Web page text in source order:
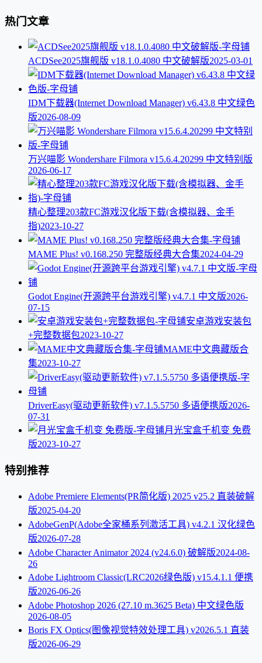
热门文章
ACDSee2025旗舰版 v18.1.0.4080 中文破解版2025-03-01
IDM下载器(Internet Download Manager) v6.43.8 中文绿色
版2026-08-09
万兴喵影 Wondershare Filmora v15.6.4.20299 中文特别版
2026-06-17
精心整理203款FC游戏汉化版下载(含模拟器、金手
指)2023-10-27
MAME Plus! v0.168.250 完整版经典大合集2024-04-29
Godot Engine(开源跨平台游戏引擎) v4.7.1 中文版2026-
07-15
安卓游戏安装包
+完整数据包2023-10-27
MAME中文典藏版合
集2023-10-27
DriverEasy(驱动更新软件) v7.1.5.5750 多语便携版2026-
07-31
月光宝盒千机变 免费
版2023-10-27
特别推荐
Adobe Premiere Elements(PR简化版) 2025 v25.2 直装破解
版2025-04-20
AdobeGenP(Adobe全家桶系列激活工具) v4.2.1 汉化绿色
版2026-07-28
Adobe Character Animator 2024 (v24.6.0) 破解版2024-08-
26
Adobe Lightroom Classic(LRC2026绿色版) v15.4.1.1 便携
版2026-06-26
Adobe Photoshop 2026 (27.10 m.3625 Beta) 中文绿色版
2026-08-05
Boris FX Optics(图像视觉特效处理工具) v2026.5.1 直装
版2026-06-29